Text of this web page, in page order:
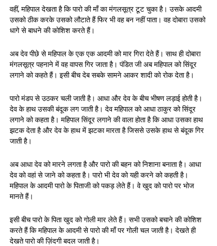
वहीं, महिपाल देखता है कि पारो की माँ का मंगलसूत्र टूट चुका है। उसके आदमी
उसको ठीक करके उसको लौटाते हैं फिर भी वह बन नहीं पाता। वह दोबारा उसको
धागे से बाधने की कोशिश करते हैं।
अब देव पीछे से महिपाल के एक एक आदमी को मार गिरा देते हैं। साथ ही दोबारा
मंगलसूत्र पहनाने में वह वापस गिर जाता है। पंडित जी अब महिपाल को सिंदूर
लगाने को कहते हैं। इसी बीच देब सबके सामने आकर शादी को रोक देता है।
पारो मंडप से उठकर चली जाती है। आधा और देव के बीच भीषण लड़ाई होती है।
देव के हाथ उसकी बंदूक लग जाती है। देव महिपाल को आधा ठाकुर को सिंदूर
लगाने को कहता है। महिपाल सिंदूर लगाने की वाला होता है कि आधा उसका हाथ
झटक देता है और देव के हाथ में झटका मारता है जिससे उसके हाथ से बंदूक गिर
जाती है।
अब आधा देव को मारने लगता है और पारो की बहन को निशाना बनाता है। आधा
देव को वहां से जाने को कहता है। पारो भी देव को यही करने को कहती है।
महिपाल के आदमी पारो के पिताजी को पकड़ लेते हैं। वे खुद को पारो पर भोज
मानते हैं।
इसी बीच पारो के पिता खुद को गोली मार लेते हैं। सभी उसको बचाने की कोशिश
करते हैं कि महिपाल के आदमी से पारो की माँ पर गोली चल जाती है। देखते ही
देखते पारो की ज़िंदगी बदल जाती है।